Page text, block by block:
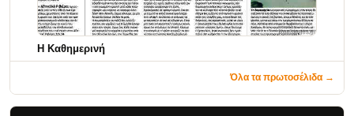
Η Καθημερινή
Όλα τα πρωτοσέλιδα →